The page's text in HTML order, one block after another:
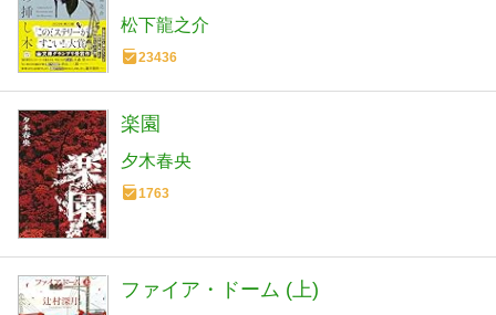
松下龍之介
23436
楽園
夕木春央
1763
ファイア・ドーム (上)